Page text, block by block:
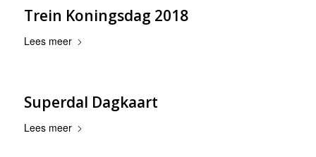
Trein Koningsdag 2018
Lees meer
Superdal Dagkaart
Lees meer